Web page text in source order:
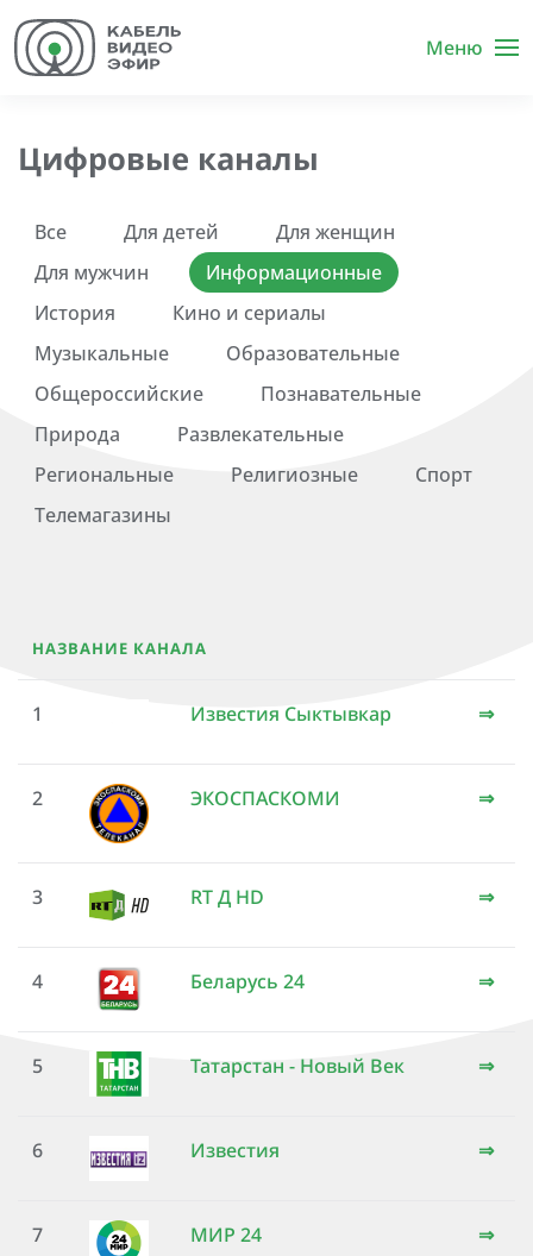
Меню
Цифровые каналы
Все Для детей
Для женщин
Для мужчин
Информационные
История
Кино и сериалы
Музыкальные
Образовательные
Общероссийские
Познавательные
Природа
Развлекательные
Региональные
Религиозные
Спорт
Телемагазины
НАЗВАНИЕ КАНАЛА
1 Известия Сыктывкар ⇒
2 ЭКОСПАСКОМИ ⇒
3 RT Д HD ⇒
4 Беларусь 24 ⇒
5 Татарстан - Новый Век ⇒
6 Известия ⇒
7 МИР 24 ⇒